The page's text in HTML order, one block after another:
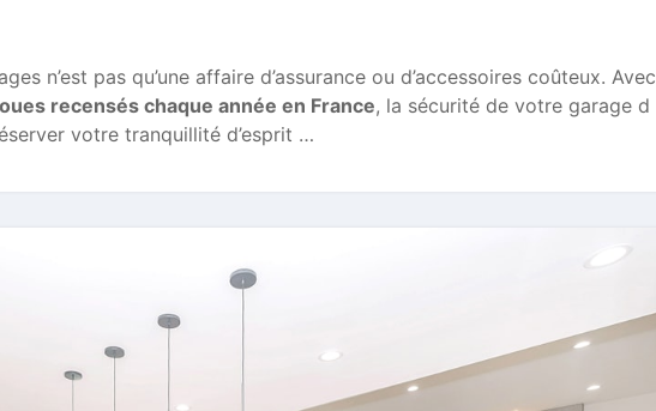
n’est pas qu’une affaire d’assurance ou d’accessoires coûteux. Avec
recensés chaque année en France, la sécurité de votre garage d
votre tranquillité d’esprit …